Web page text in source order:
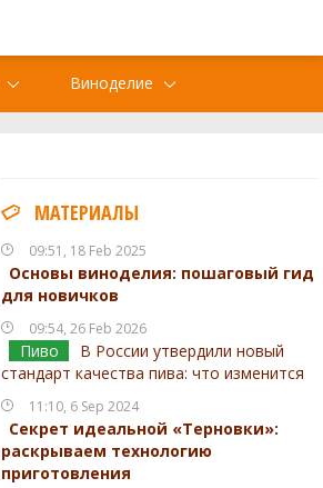
Виноделие
МАТЕРИАЛЫ
09:51, 18 Feb 2025
Основы виноделия: пошаговый гид
для новичков
09:54, 26 Feb 2026
Пиво
В России утвердили новый
стандарт качества пива: что изменится
11:10, 6 Sep 2024
Секрет идеальной «Терновки»:
раскрываем технологию
приготовления